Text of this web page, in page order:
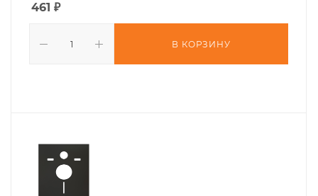
461 ₽
В КОРЗИНУ